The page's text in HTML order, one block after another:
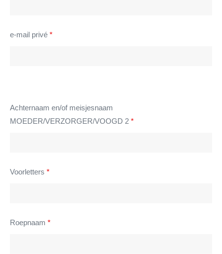
e-mail privé *
Achternaam en/of meisjesnaam
MOEDER/VERZORGER/VOOGD 2 *
Voorletters *
Roepnaam *